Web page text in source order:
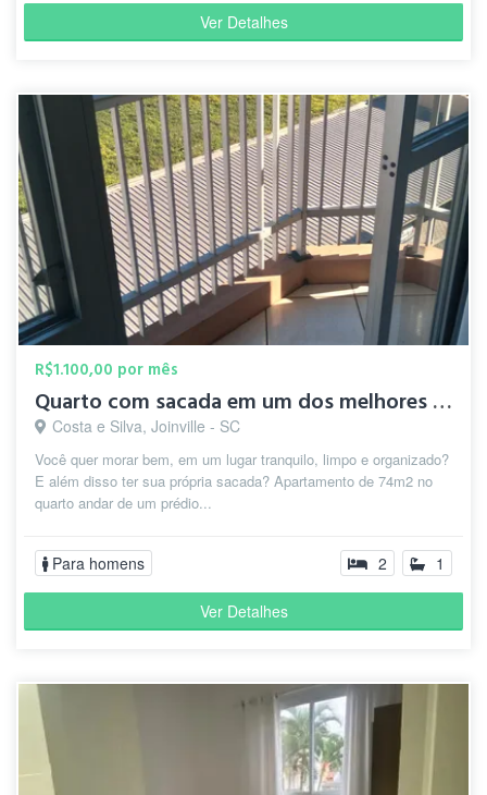
Ver Detalhes
R$1.100,00 por mês
Quarto com sacada em um dos melhores bairros de Joinville
Costa e Silva, Joinville - SC
Você quer morar bem, em um lugar tranquilo, limpo e organizado?
E além disso ter sua própria sacada? Apartamento de 74m2 no
quarto andar de um prédio...
Para homens 2 1
Ver Detalhes